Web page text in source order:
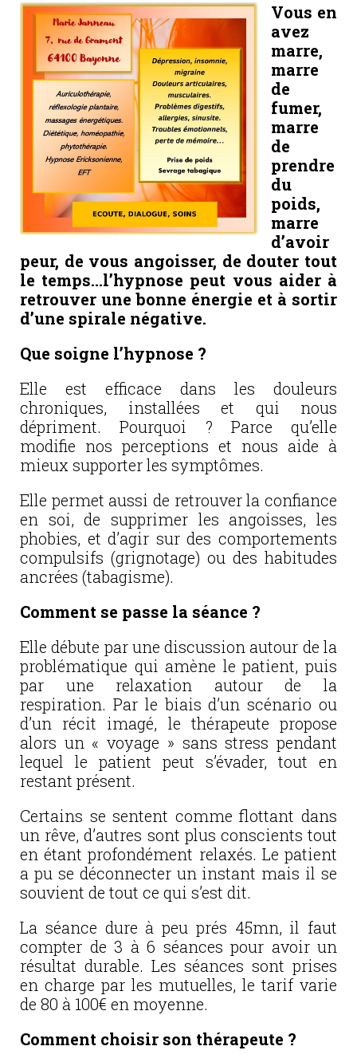
Vous en
avez
marre,
marre
de
fumer,
marre
de
prendre
du
poids,
marre
d’avoir
peur, de vous angoisser, de douter tout
le temps…l’hypnose peut vous aider à
retrouver une bonne énergie et à sortir
d’une spirale négative.
Que soigne l’hypnose ?
Elle est efficace dans les douleurs
chroniques, installées et qui nous
dépriment. Pourquoi ? Parce qu’elle
modifie nos perceptions et nous aide à
mieux supporter les symptômes.
Elle permet aussi de retrouver la confiance
en soi, de supprimer les angoisses, les
phobies, et d’agir sur des comportements
compulsifs (grignotage) ou des habitudes
ancrées (tabagisme).
Comment se passe la séance ?
Elle débute par une discussion autour de la
problématique qui amène le patient, puis
par une relaxation autour de la
respiration. Par le biais d’un scénario ou
d’un récit imagé, le thérapeute propose
alors un « voyage » sans stress pendant
lequel le patient peut s’évader, tout en
restant présent.
Certains se sentent comme flottant dans
un rêve, d’autres sont plus conscients tout
en étant profondément relaxés. Le patient
a pu se déconnecter un instant mais il se
souvient de tout ce qui s’est dit.
La séance dure à peu prés 45mn, il faut
compter de 3 à 6 séances pour avoir un
résultat durable. Les séances sont prises
en charge par les mutuelles, le tarif varie
de 80 à 100€ en moyenne.
Comment choisir son thérapeute ?